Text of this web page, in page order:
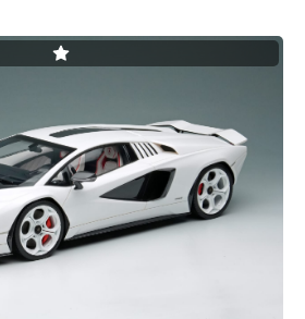
イズをリアルタイムで低減するもの。
ンジンノイズは、それぞれの周波数特性
アルタイム制御が難しいとされてきた。
に搭載された技術では、広帯域の騒音に
たことで、走行条件に応じて変化するロ
ノイズの騒音に柔軟に対応し、高精度
り、車内の静粛性向上に貢献するとのこ